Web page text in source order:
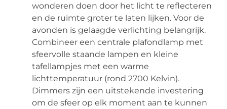
wonderen doen door het licht te reflecteren
en de ruimte groter te laten lijken. Voor de
avonden is gelaagde verlichting belangrijk.
Combineer een centrale plafondlamp met
sfeervolle staande lampen en kleine
tafellampjes met een warme
lichttemperatuur (rond 2700 Kelvin).
Dimmers zijn een uitstekende investering
om de sfeer op elk moment aan te kunnen